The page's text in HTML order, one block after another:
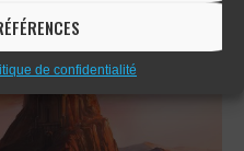
de confidentialité